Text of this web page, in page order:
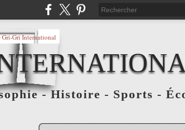
- Histoire - Sports -